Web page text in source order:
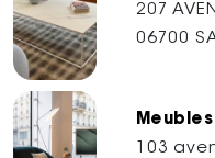
207
06700
103